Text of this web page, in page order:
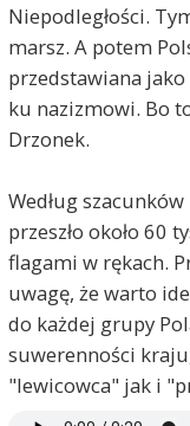
Niepodległości.
marsz. A potem
przedstawiana
ku nazizmowi. Bo
Drzonek.
Według
przeszło około 60
flagami w rękach.
uwagę, że warto
do każdej grupy
suwerenności
"lewicowca" jak i